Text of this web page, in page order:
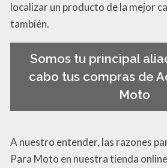
localizar un producto de la mejor
también.
Somos tu principal
cabo tus compras de
Moto
A nuestro entender, las razones
Para Moto en nuestra tienda